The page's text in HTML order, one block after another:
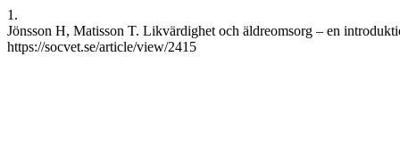
1.
Jönsson H, Matisson T. Likvärdighet och äldreomsorg – en
https://socvet.se/article/view/2415